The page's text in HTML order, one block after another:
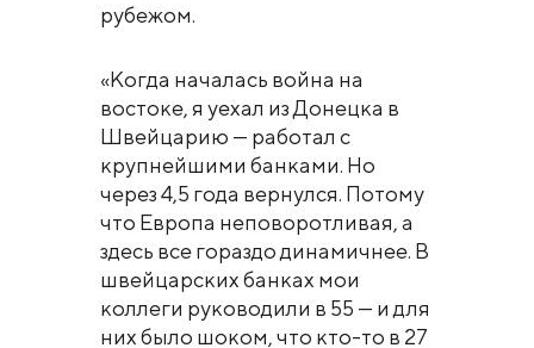
рубежом.
«Когда началась война на
востоке, я уехал из Донецка в
Швейцарию — работал с
крупнейшими банками. Но
через 4,5 года вернулся. Потому
что Европа неповоротливая, а
здесь все гораздо динамичнее. В
швейцарских банках мои
коллеги руководили в 55 — и для
них было шоком, что кто-то в 27